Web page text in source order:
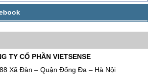
TY CỔ PHẦN VIETSENSE
Xã Đàn – Quận Đống Đa – Hà Nội